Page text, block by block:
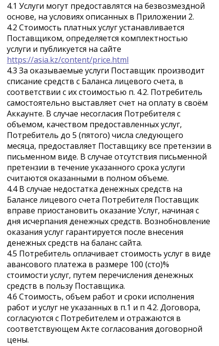
4.1 Услуги могут предоставлятся на безвозмездной
основе, на условиях описанных в Приложении 2.
4.2 Стоимость платных услуг устанавливается
Поставщиком, определяется комплектностью
услуги и публикуется на сайте
https://asia.kz/content/price.html
4.3 За оказываемые услуги Поставщик производит
списание средств с Баланса лицевого счета, в
соответствии с их стоимостью п. 4.2. Потребитель
самостоятельно выставляет счет на оплату в своём
Аккаунте. В случае несогласия Потребителя с
объемом, качеством предоставленных услуг,
Потребитель до 5 (пятого) числа следующего
месяца, предоставляет Поставщику все претензии в
письменном виде. В случае отсутствия письменной
претензии в течение указанного срока услуги
считаются оказанными в полном объеме.
4.4 В случае недостатка денежных средств на
Балансе лицевого счета Потребителя Поставщик
вправе приостановить оказание Услуг, начиная с
дня исчерпания денежных средств. Вознобновление
оказания услуг гарантируется после внесения
денежных средств на баланс сайта.
4.5 Потребитель оплачивает стоимость услуг в виде
авансового платежа в размере 100 (сто)%
стоимости услуг, путем перечисления денежных
средств в пользу Поставщика.
4.6 Стоимость, объем работ и сроки исполнения
работ и услуг не указанных в п.1 и п 4.2. Договора,
согласуются с Потребителем и отражаются в
соответствующем Акте согласования договорной
цены.